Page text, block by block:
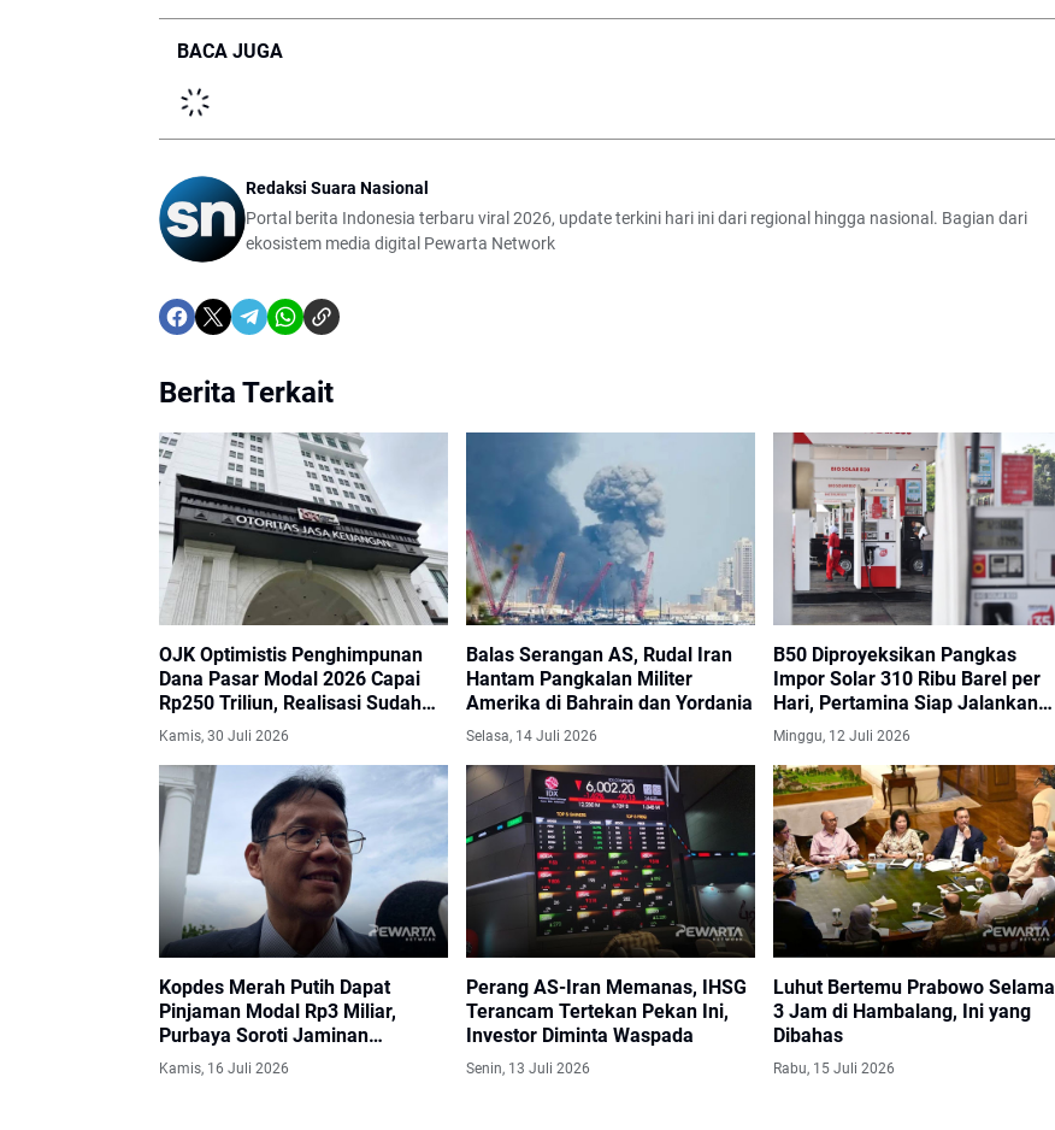
BACA JUGA
Redaksi Suara Nasional
Portal berita Indonesia terbaru viral 2026, update terkini hari ini dari regional hingga nasional. Bagian dari
ekosistem media digital Pewarta Network
Berita Terkait
OJK Optimistis Penghimpunan
Dana Pasar Modal 2026 Capai
Rp250 Triliun, Realisasi Sudah
Tembus Rp125,74 Triliun
Kamis, 30 Juli 2026
Balas Serangan AS, Rudal Iran
Hantam Pangkalan Militer
Amerika di Bahrain dan Yordania
Selasa, 14 Juli 2026
B50 Diproyeksikan Pangkas
Impor Solar 310 Ribu Barel per
Hari, Pertamina Siap Jalankan
Transisi
Minggu, 12 Juli 2026
Kopdes Merah Putih Dapat
Pinjaman Modal Rp3 Miliar,
Purbaya Soroti Jaminan
Pelunasan hingga Skema Cicilan
Kamis, 16 Juli 2026
Perang AS-Iran Memanas, IHSG
Terancam Tertekan Pekan Ini,
Investor Diminta Waspada
Senin, 13 Juli 2026
Luhut Bertemu Prabowo Selama
3 Jam di Hambalang, Ini yang
Dibahas
Rabu, 15 Juli 2026